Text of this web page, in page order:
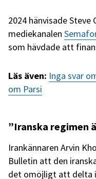
2024 hänvisade
mediekanalen
som hävdade att
Läs även: Inga svar
om Parsi
”Iranska regimen
Irankännaren Arvin
Bulletin att den
det omöjligt att delta